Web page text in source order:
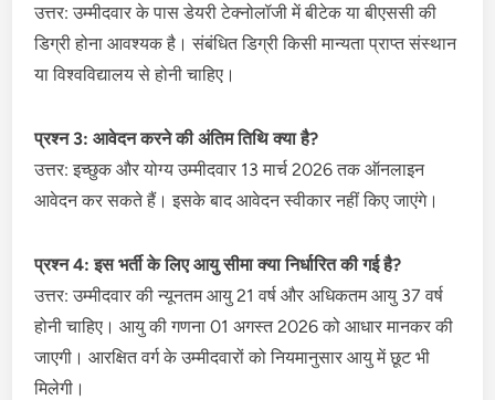
उत्तर: उम्मीदवार के पास डेयरी टेक्नोलॉजी में बीटेक या बीएससी की
डिग्री होना आवश्यक है। संबंधित डिग्री किसी मान्यता प्राप्त संस्थान
या विश्वविद्यालय से होनी चाहिए।
प्रश्न 3: आवेदन करने की अंतिम तिथि क्या है?
उत्तर: इच्छुक और योग्य उम्मीदवार 13 मार्च 2026 तक ऑनलाइन
आवेदन कर सकते हैं। इसके बाद आवेदन स्वीकार नहीं किए जाएंगे।
प्रश्न 4: इस भर्ती के लिए आयु सीमा क्या निर्धारित की गई है?
उत्तर: उम्मीदवार की न्यूनतम आयु 21 वर्ष और अधिकतम आयु 37 वर्ष
होनी चाहिए। आयु की गणना 01 अगस्त 2026 को आधार मानकर की
जाएगी। आरक्षित वर्ग के उम्मीदवारों को नियमानुसार आयु में छूट भी
मिलेगी।